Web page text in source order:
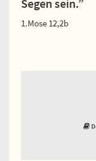
Segen sein.”
1.Mose 12,2b